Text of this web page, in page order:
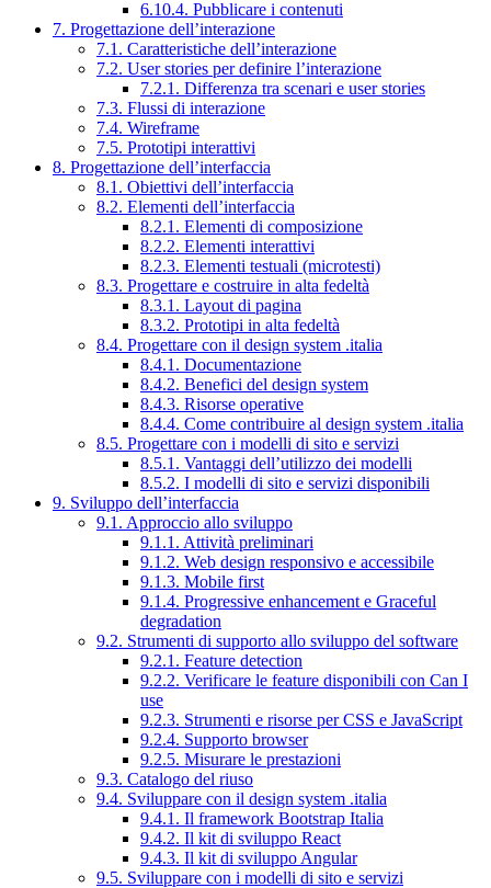
6.10.4. Pubblicare i contenuti
7. Progettazione dell’interazione
7.1. Caratteristiche dell’interazione
7.2. User stories per definire l’interazione
7.2.1. Differenza tra scenari e user stories
7.3. Flussi di interazione
7.4. Wireframe
7.5. Prototipi interattivi
8. Progettazione dell’interfaccia
8.1. Obiettivi dell’interfaccia
8.2. Elementi dell’interfaccia
8.2.1. Elementi di composizione
8.2.2. Elementi interattivi
8.2.3. Elementi testuali (microtesti)
8.3. Progettare e costruire in alta fedeltà
8.3.1. Layout di pagina
8.3.2. Prototipi in alta fedeltà
8.4. Progettare con il design system .italia
8.4.1. Documentazione
8.4.2. Benefici del design system
8.4.3. Risorse operative
8.4.4. Come contribuire al design system .italia
8.5. Progettare con i modelli di sito e servizi
8.5.1. Vantaggi dell’utilizzo dei modelli
8.5.2. I modelli di sito e servizi disponibili
9. Sviluppo dell’interfaccia
9.1. Approccio allo sviluppo
9.1.1. Attività preliminari
9.1.2. Web design responsivo e accessibile
9.1.3. Mobile first
9.1.4. Progressive enhancement e Graceful
degradation
9.2. Strumenti di supporto allo sviluppo del software
9.2.1. Feature detection
9.2.2. Verificare le feature disponibili con Can I
use
9.2.3. Strumenti e risorse per CSS e JavaScript
9.2.4. Supporto browser
9.2.5. Misurare le prestazioni
9.3. Catalogo del riuso
9.4. Sviluppare con il design system .italia
9.4.1. Il framework Bootstrap Italia
9.4.2. Il kit di sviluppo React
9.4.3. Il kit di sviluppo Angular
9.5. Sviluppare con i modelli di sito e servizi